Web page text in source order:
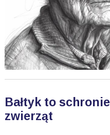
Bałtyk to
zwierząt